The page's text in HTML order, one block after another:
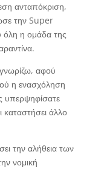
ανταπόκριση,
την Super
όλη η ομάδα της
αφού
η ενασχόληση
υπερψηφίσατε
άλλο
την αλήθεια των
νομική